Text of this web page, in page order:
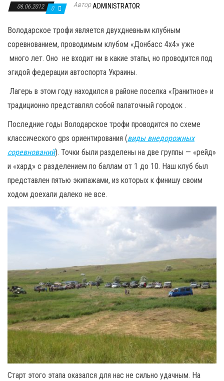
06.06.2012 0 АвторADMINISTRATOR
Володарское трофи является двухдневным клубным
соревнованием, проводимым клубом «Донбасс 4х4» уже
много лет. Оно не входит ни в какие этапы, но проводится под
эгидой федерации автоспорта Украины.
Лагерь в этом году находился в районе поселка «Гранитное» и
традиционно представлял собой палаточный городок .
Последние годы Володарское трофи проводится по схеме
классического gps ориентирования (виды внедорожных
соревнований). Точки были разделены на две группы — «рейд»
и «хард» с разделением по баллам от 1 до 10. Наш клуб был
представлен пятью экипажами, из которых к финишу своим
ходом доехали далеко не все.
Старт этого этапа оказался для нас не сильно удачным. На